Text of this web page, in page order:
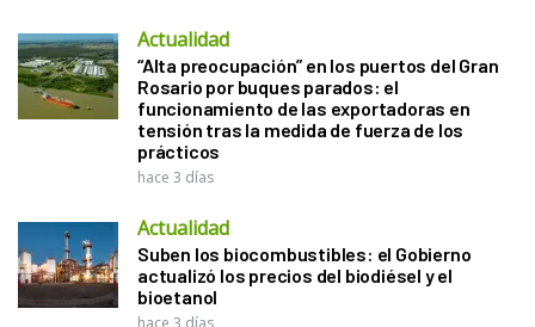
Actualidad
“Alta preocupación” en los puertos del Gran
Rosario por buques parados: el
funcionamiento de las exportadoras en
tensión tras la medida de fuerza de los
prácticos
hace 3 días
Actualidad
Suben los biocombustibles: el Gobierno
actualizó los precios del biodiésel y el
bioetanol
hace 3 días